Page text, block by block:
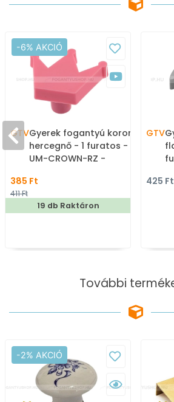
-6% AKCIÓ
GTVGyerek fogantyú korona,
hercegnő - 1 furatos -
UM-CROWN-RZ -
Színes gyerekbútor
fogantyú
385 Ft
411 Ft
19 db Raktáron
GTV
425 Ft
További
-2% AKCIÓ